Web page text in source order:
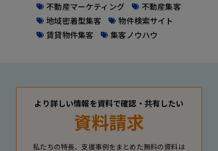
不動産マーケティング
不動産集客
地域密着型集客
物件検索サイト
賃貸物件集客
集客ノウハウ
より詳しい情報を資料で確認・共有したい
資料請求
私たちの特長、支援事例をまとめた無料の資料は